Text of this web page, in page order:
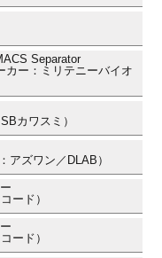
Separator
ー：ミリテニーバイオ
カワスミ）
ズワン／DLAB）
ード）
ード）